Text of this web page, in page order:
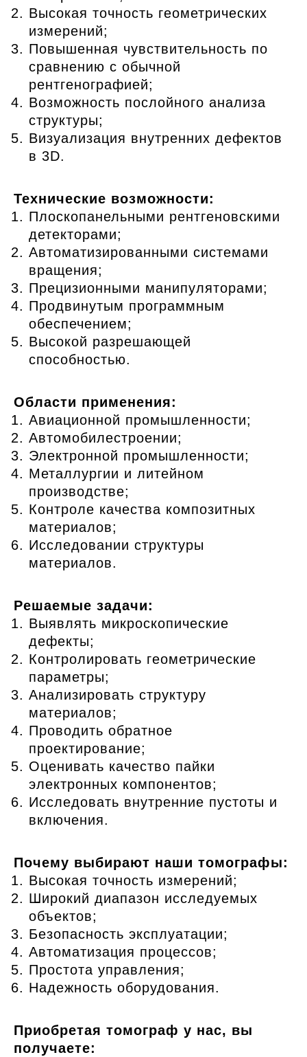
Высокая точность геометрических
измерений;
Повышенная чувствительность по
сравнению с обычной
рентгенографией;
Возможность послойного анализа
структуры;
Визуализация внутренних дефектов
в 3D.
Технические возможности:
Плоскопанельными рентгеновскими
детекторами;
Автоматизированными системами
вращения;
Прецизионными манипуляторами;
Продвинутым программным
обеспечением;
Высокой разрешающей
способностью.
Области применения:
Авиационной промышленности;
Автомобилестроении;
Электронной промышленности;
Металлургии и литейном
производстве;
Контроле качества композитных
материалов;
Исследовании структуры
материалов.
Решаемые задачи:
Выявлять микроскопические
дефекты;
Контролировать геометрические
параметры;
Анализировать структуру
материалов;
Проводить обратное
проектирование;
Оценивать качество пайки
электронных компонентов;
Исследовать внутренние пустоты и
включения.
Почему выбирают наши томографы:
Высокая точность измерений;
Широкий диапазон исследуемых
объектов;
Безопасность эксплуатации;
Автоматизация процессов;
Простота управления;
Надежность оборудования.
Приобретая томограф у нас, вы
получаете: